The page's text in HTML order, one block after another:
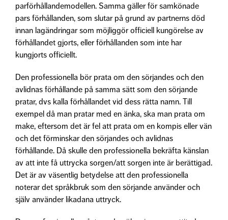
parförhållandemodellen. Samma gäller för samkönade
pars förhållanden, som slutar på grund av partnerns död
innan lagändringar som möjliggör officiell kungörelse av
förhållandet gjorts, eller förhållanden som inte har
kungjorts officiellt.
Den professionella bör prata om den sörjandes och den
avlidnas förhållande på samma sätt som den sörjande
pratar, dvs kalla förhållandet vid dess rätta namn. Till
exempel då man pratar med en änka, ska man prata om
make, eftersom det är fel att prata om en kompis eller vän
och det förminskar den sörjandes och avlidnas
förhållande. Då skulle den professionella bekräfta känslan
av att inte få uttrycka sorgen/att sorgen inte är berättigad.
Det är av väsentlig betydelse att den professionella
noterar det språkbruk som den sörjande använder och
själv använder likadana uttryck.